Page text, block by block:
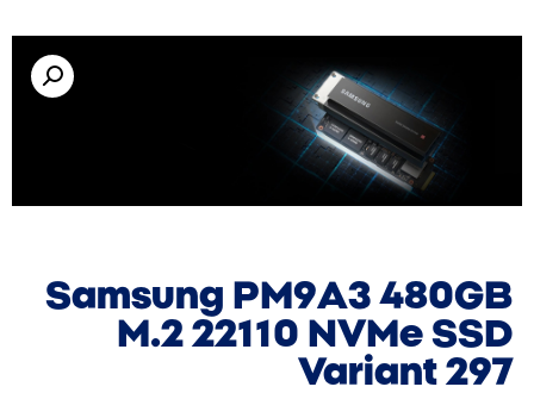
Samsung PM9A3 480GB
M.2 22110 NVMe SSD
Variant 297